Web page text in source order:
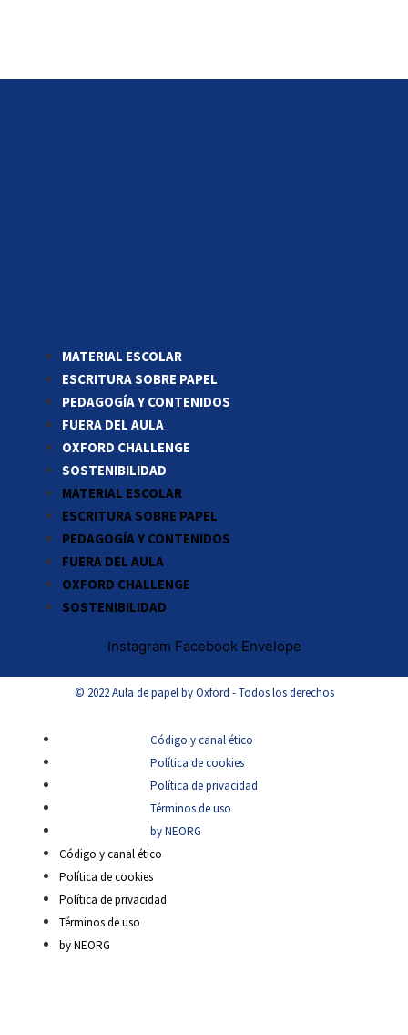
MATERIAL ESCOLAR
ESCRITURA SOBRE PAPEL
PEDAGOGÍA Y CONTENIDOS
FUERA DEL AULA
OXFORD CHALLENGE
SOSTENIBILIDAD
MATERIAL ESCOLAR
ESCRITURA SOBRE PAPEL
PEDAGOGÍA Y CONTENIDOS
FUERA DEL AULA
OXFORD CHALLENGE
SOSTENIBILIDAD
Instagram Facebook Envelope
© 2022 Aula de papel by Oxford - Todos los derechos
Código y canal ético
Política de cookies
Política de privacidad
Términos de uso
by NEORG
Código y canal ético
Política de cookies
Política de privacidad
Términos de uso
by NEORG